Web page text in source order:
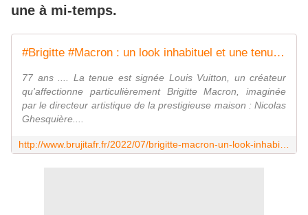
une à mi-temps.
#Brigitte #Macron : un look inhabituel et une tenue hors de prix pour les cérémonies du 14 juillet - MOINS de BIENS PLUS de LIENS
77 ans .... La tenue est signée Louis Vuitton, un créateur
qu'affectionne particulièrement Brigitte Macron, imaginée
par le directeur artistique de la prestigieuse maison : Nicolas
Ghesquière....